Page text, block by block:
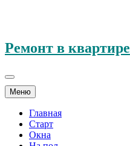
Ремонт в квартире
Меню
Главная
Старт
Окна